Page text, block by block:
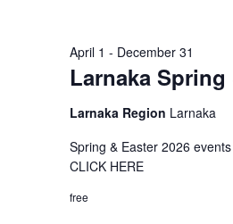
Larnaka Spring
April 1 - December 31
Larnaka Region Larnaka
Spring & Easter 2026
CLICK HERE
free